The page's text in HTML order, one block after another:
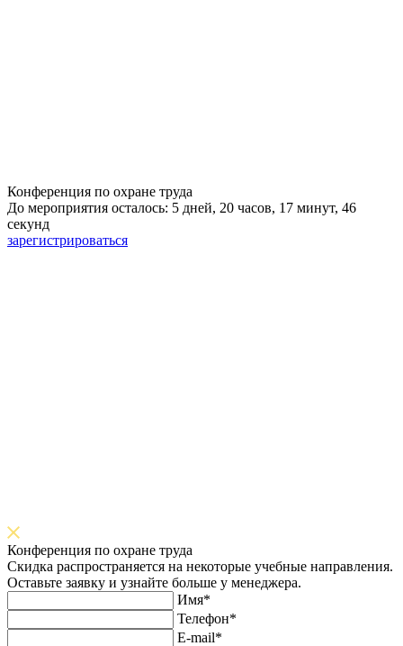
Конференция по охране труда
До мероприятия осталось: 5 дней, 20 часов, 17 минут, 45
секунд
зарегистрироваться
Конференция по охране труда
Скидка распространяется на некоторые учебные направления.
Оставьте заявку и узнайте больше у менеджера.
Имя*
Телефон*
E-mail*